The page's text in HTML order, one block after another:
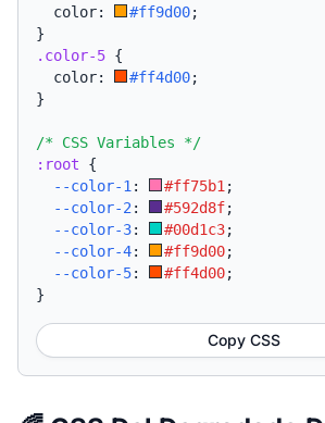
  color:
#ff9d00;
}
.color-5 {
  color:
#ff4d00;
}
/* CSS Variables */
:root {
--color-1 : #ff75b1 ;
--color-2 : #592d8f;
--color-3: #00d1c3;
--color-4: #ff9d00;
--color-5: #ff4d00;
}
Copy CSS